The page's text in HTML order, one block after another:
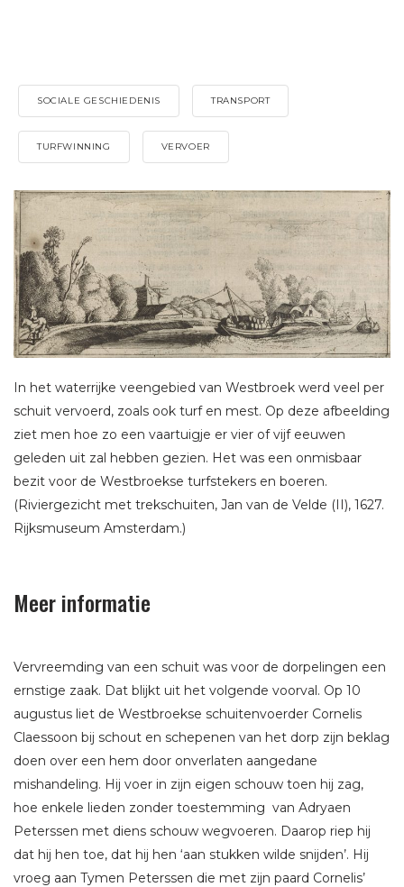
SOCIALE GESCHIEDENIS TRANSPORT
TURFWINNING VERVOER
In het waterrijke veengebied van Westbroek werd veel per
schuit vervoerd, zoals ook turf en mest. Op deze afbeelding
ziet men hoe zo een vaartuigje er vier of vijf eeuwen
geleden uit zal hebben gezien. Het was een onmisbaar
bezit voor de Westbroekse turfstekers en boeren.
(Riviergezicht met trekschuiten, Jan van de Velde (II), 1627.
Rijksmuseum Amsterdam.)
Meer informatie
Vervreemding van een schuit was voor de dorpelingen een
ernstige zaak. Dat blijkt uit het volgende voorval. Op 10
augustus liet de Westbroekse schuitenvoerder Cornelis
Claessoon bij schout en schepenen van het dorp zijn beklag
doen over een hem door onverlaten aangedane
mishandeling. Hij voer in zijn eigen schouw toen hij zag,
hoe enkele lieden zonder toestemming van Adryaen
Peterssen met diens schouw wegvoeren. Daarop riep hij
dat hij hen toe, dat hij hen ‘aan stukken wilde snijden’. Hij
vroeg aan Tymen Peterssen die met zijn paard Cornelis’